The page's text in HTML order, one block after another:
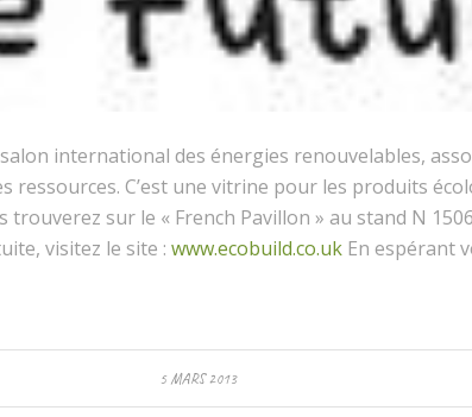
international des énergies renouvelables,
ressources. C’est une vitrine pour les produits
trouverez sur le « French Pavillon » au stand N
visitez le site : www.ecobuild.co.uk En espérant
5 MARS 2013